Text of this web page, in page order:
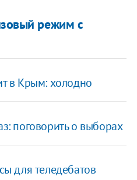
режим с
в Крым: холодно
поговорить о выборах
для теледебатов